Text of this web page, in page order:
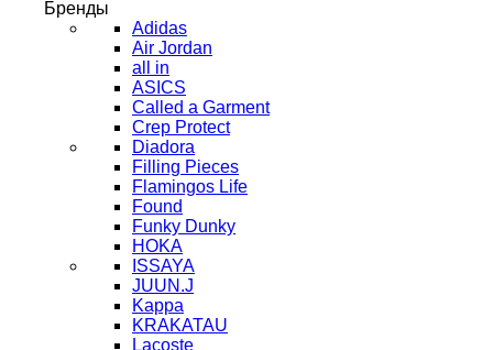
Бренды
Adidas
Air Jordan
all in
ASICS
Called a Garment
Crep Protect
Diadora
Filling Pieces
Flamingos Life
Found
Funky Dunky
HOKA
ISSAYA
JUUN.J
Kappa
KRAKATAU
Lacoste